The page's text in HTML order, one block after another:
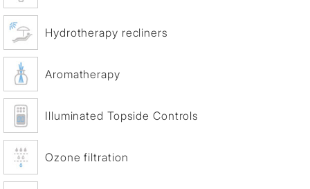
Hydrotherapy recliners
Aromatherapy
Illuminated Topside Controls
Ozone filtration